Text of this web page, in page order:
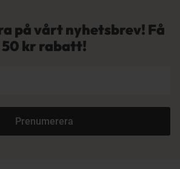
på vårt nyhetsbrev! Få
50 kr rabatt!
Prenumerera